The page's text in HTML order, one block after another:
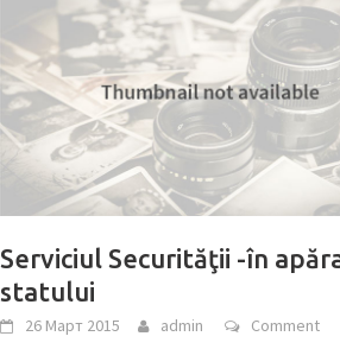
Serviciul Securităţii -în
statului
26 Март 2015 admin Comment